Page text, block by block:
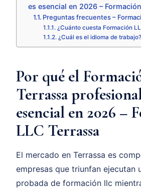
es esencial en 2026 –
Preguntas frecuentes –
¿Cuánto cuesta Formación
¿Cuál es el idioma de trabajo?
Por qué el
Terrassa
esencial en 2026 –
LLC Terrassa
El mercado en Terrassa es
empresas que triunfan ejecutan
probada de formación llc